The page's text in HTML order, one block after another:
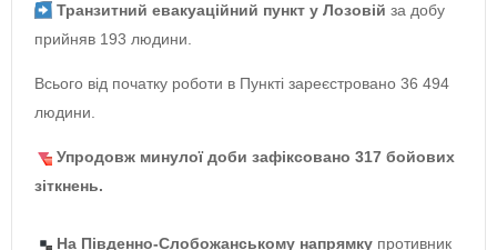
Транзитний евакуаційний пункт у Лозовій за добу
прийняв 193 людини.
Всього від початку роботи в Пункті зареєстровано 36 494
людини.
Упродовж минулої доби зафіксовано 317 бойових
зіткнень.
На Південно-Слобожанському напрямкупротивник